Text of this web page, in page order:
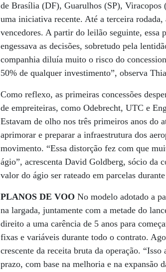
de Brasília (DF), Guarulhos (SP), Viracopos
uma iniciativa recente. Até a terceira
vencedores. A partir do leilão seguinte,
engessava as decisões, sobretudo pela
companhia diluía muito o risco do
50% de qualquer investimento”, observa
Como reflexo, as primeiras concessões
de empreiteiras, como Odebrecht, UTC e
Estavam de olho nos três primeiros anos do
aprimorar e preparar a infraestrutura dos
movimento. “Essa distorção fez com que
ágio”, acrescenta David Goldberg, sócio da
valor do ágio ser rateado em parcelas
PLANOS DE VOO No modelo adotado a
na largada, juntamente com a metade do
direito a uma carência de 5 anos para
fixas e variáveis durante todo o contrato.
crescente da receita bruta da operação.
prazo, com base na melhoria e na expansão